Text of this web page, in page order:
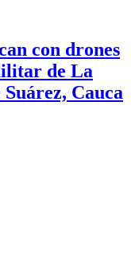
con drones
de La
Cauca